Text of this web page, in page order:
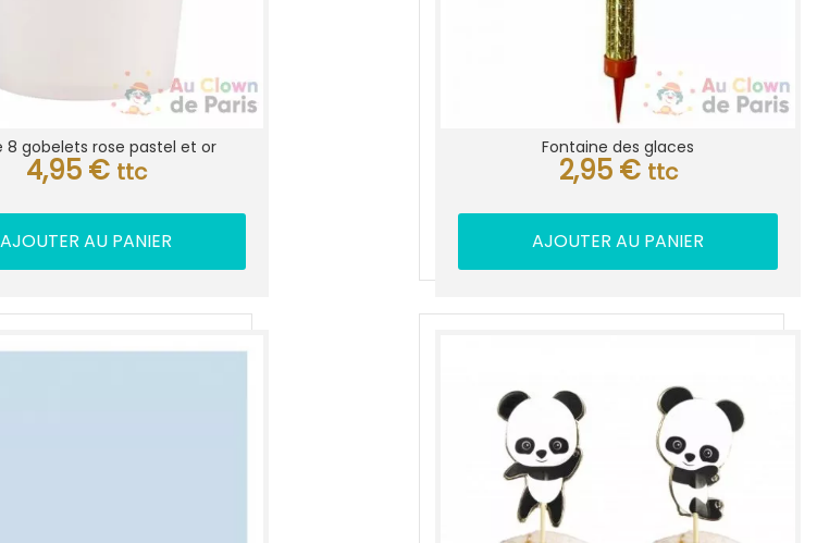
8 gobelets rose pastel et or
4,95 € ttc
AJOUTER AU PANIER
Fontaine des glaces
2,95 € ttc
AJOUTER AU PANIER